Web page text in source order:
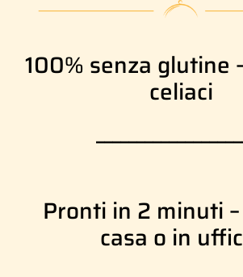
100% senza glutine
celiaci
Pronti in 2 minuti
casa o in